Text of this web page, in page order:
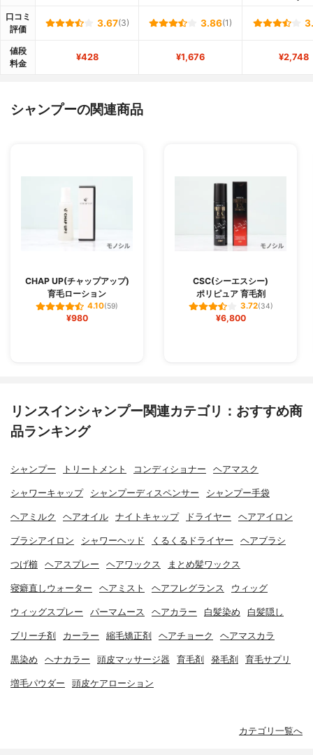
口コミ
評価
3.67(3) 3.86(1)
値段
料金
¥428 ¥1,676 ¥2,748
シャンプーの関連商品
CHAP UP(チャップアップ)
育毛ローション
4.10(59)
¥980
CSC(シーエスシー)
ポリピュア 育毛剤
3.72(34)
¥6,800
リンスインシャンプー関連カテゴリ：おすすめ商
品ランキング
シャンプー トリートメント コンディショナー ヘアマスク
シャワーキャップ シャンプーディスペンサー シャンプー手袋
ヘアミルク ヘアオイル ナイトキャップ ドライヤー ヘアアイロン
ブラシアイロン シャワーヘッド くるくるドライヤー ヘアブラシ
つげ櫛 ヘアスプレー ヘアワックス まとめ髪ワックス
寝癖直しウォーター ヘアミスト ヘアフレグランス ウィッグ
ウィッグスプレー パーマムース ヘアカラー 白髪染め 白髪隠し
ブリーチ剤 カーラー 縮毛矯正剤 ヘアチョーク ヘアマスカラ
黒染め ヘナカラー 頭皮マッサージ器 育毛剤 発毛剤 育毛サプリ
増毛パウダー 頭皮ケアローション
カテゴリ一覧へ